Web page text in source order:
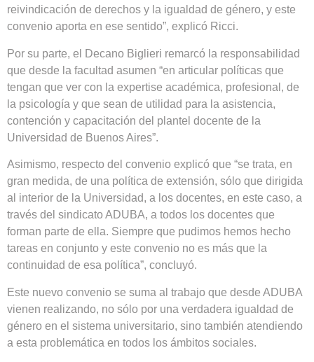
reivindicación de derechos y la igualdad de género, y este
convenio aporta en ese sentido”, explicó Ricci.
Por su parte, el Decano Biglieri remarcó la responsabilidad
que desde la facultad asumen “en articular políticas que
tengan que ver con la expertise académica, profesional, de
la psicología y que sean de utilidad para la asistencia,
contención y capacitación del plantel docente de la
Universidad de Buenos Aires”.
Asimismo, respecto del convenio explicó que “se trata, en
gran medida, de una política de extensión, sólo que dirigida
al interior de la Universidad, a los docentes, en este caso, a
través del sindicato ADUBA, a todos los docentes que
forman parte de ella. Siempre que pudimos hemos hecho
tareas en conjunto y este convenio no es más que la
continuidad de esa política”, concluyó.
Este nuevo convenio se suma al trabajo que desde ADUBA
vienen realizando, no sólo por una verdadera igualdad de
género en el sistema universitario, sino también atendiendo
a esta problemática en todos los ámbitos sociales.